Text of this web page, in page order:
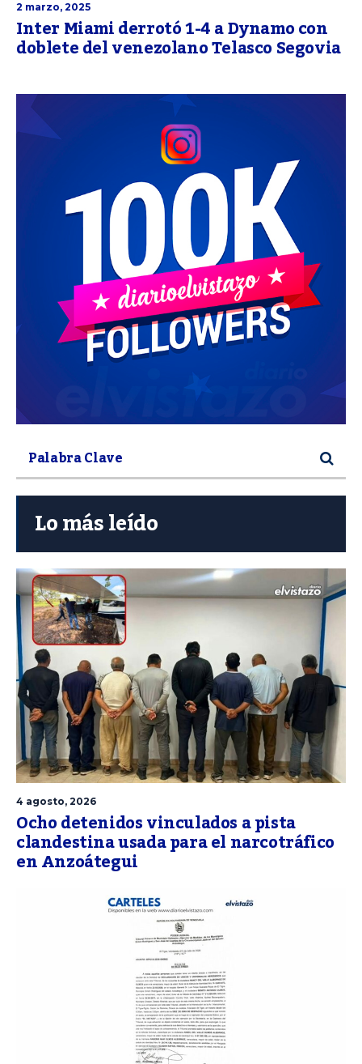
2 marzo, 2025
Inter Miami derrotó 1-4 a Dynamo con
doblete del venezolano Telasco Segovia
Lo más leído
4 agosto, 2026
Ocho detenidos vinculados a pista
clandestina usada para el narcotráfico
en Anzoátegui